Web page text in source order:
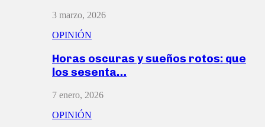
3 marzo, 2026
OPINIÓN
Horas oscuras y sueños rotos: que
los sesenta…
7 enero, 2026
OPINIÓN